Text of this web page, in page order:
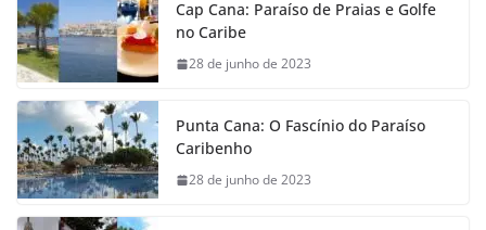
Cap Cana: Paraíso de Praias e Golfe
no Caribe
28 de junho de 2023
Punta Cana: O Fascínio do Paraíso
Caribenho
28 de junho de 2023